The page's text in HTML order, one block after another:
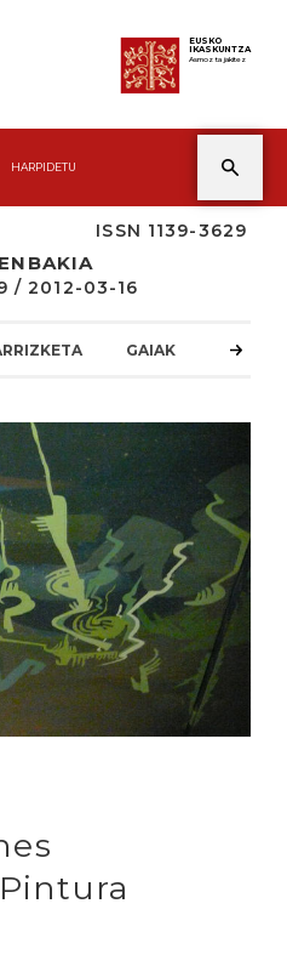
EUSKO
IKASKUNTZA
Asmoz ta jakitez
HARPIDETU
ISSN 1139-3629
/ 2012-03-16
GAIAK